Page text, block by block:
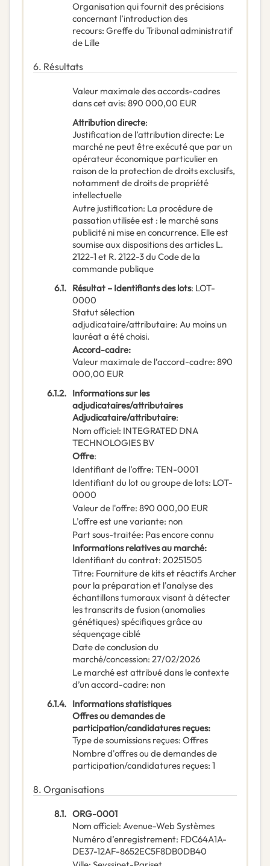
Organisation qui fournit des précisions
concernant l’introduction des
recours: Greffe du Tribunal administratif
de Lille
6. Résultats
Valeur maximale des accords-cadres
dans cet avis: 890 000,00 EUR
Attribution directe:
Justification de l’attribution directe: Le
marché ne peut être exécuté que par un
opérateur économique particulier en
raison de la protection de droits exclusifs,
notamment de droits de propriété
intellectuelle
Autre justification: La procédure de
passation utilisée est : le marché sans
publicité ni mise en concurrence. Elle est
soumise aux dispositions des articles L.
2122-1 et R. 2122-3 du Code de la
commande publique
6.1. Résultat – Identifiants des lots: LOT-
0000
Statut sélection
adjudicataire/attributaire: Au moins un
lauréat a été choisi.
Accord-cadre:
Valeur maximale de l’accord-cadre: 890
000,00 EUR
6.1.2. Informations sur les
adjudicataires/attributaires
Adjudicataire/attributaire:
Nom officiel: INTEGRATED DNA
TECHNOLOGIES BV
Offre:
Identifiant de l’offre: TEN-0001
Identifiant du lot ou groupe de lots: LOT-
0000
Valeur de l'offre: 890 000,00 EUR
L’offre est une variante: non
Part sous-traitée: Pas encore connu
Informations relatives au marché:
Identifiant du contrat: 20251505
Titre: Fourniture de kits et réactifs Archer
pour la préparation et l'analyse des
échantillons tumoraux visant à détecter
les transcrits de fusion (anomalies
génétiques) spécifiques grâce au
séquençage ciblé
Date de conclusion du
marché/concession: 27/02/2026
Le marché est attribué dans le contexte
d’un accord-cadre: non
6.1.4. Informations statistiques
Offres ou demandes de
participation/candidatures reçues:
Type de soumissions reçues: Offres
Nombre d'offres ou de demandes de
participation/candidatures reçues: 1
8. Organisations
8.1. ORG-0001
Nom officiel: Avenue-Web Systèmes
Numéro d’enregistrement: FDC64A1A-
DE37-12AF-8652EC5F8DB0DB40